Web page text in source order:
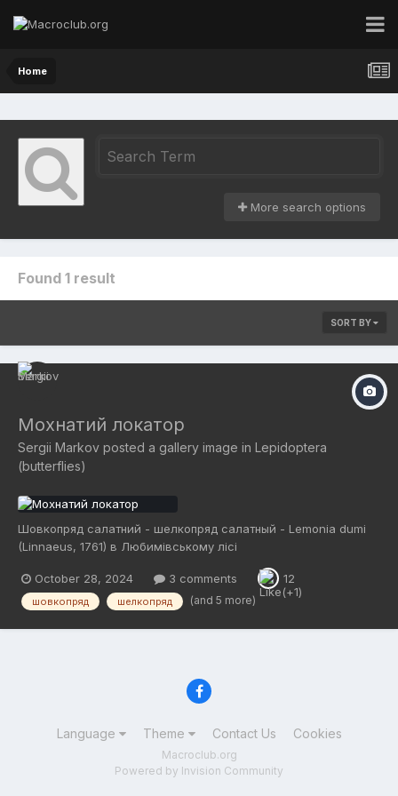
Home
More search options
Found 1 result
SORT BY
Мохнатий локатор
Sergii Markov posted a gallery image in Lepidoptera
(butterflies)
Шовкопряд салатний - шелкопряд салатный - Lemonia dumi
(Linnaeus, 1761) в Любимівському лісі
October 28, 2024 3 comments 12
шовкопряд шелкопряд (and 5 more)
Language Theme Contact Us Cookies
Macroclub.org
Powered by Invision Community